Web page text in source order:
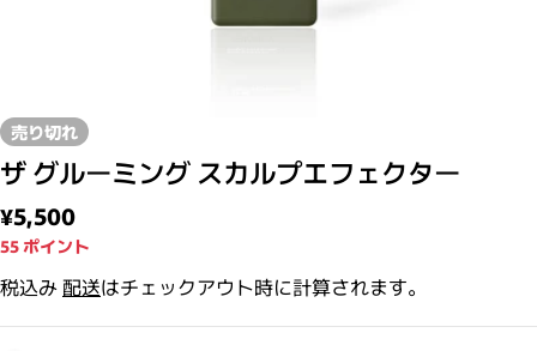
売り切れ
ザ グルーミング スカルプエフェクター
通常価格
¥5,500
55ポイント
税込み配送はチェックアウト時に計算されます。